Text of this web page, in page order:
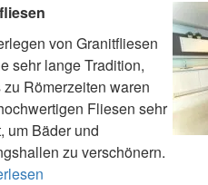
von Granitfliesen
sehr lange Tradition,
zu Römerzeiten waren
Fliesen sehr
um Bäder und
zu verschönern.